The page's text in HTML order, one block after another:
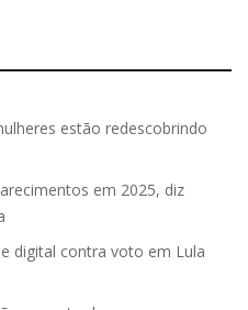
estão redescobrindo
em 2025, diz
digital contra voto em Lula